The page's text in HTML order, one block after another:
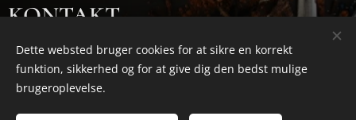
KONTAKT
jan@basilur.dk
30111665
Dette websted bruger cookies for at sikre en korrekt
funktion, sikkerhed og for at give dig den bedst mulige
brugeroplevelse.